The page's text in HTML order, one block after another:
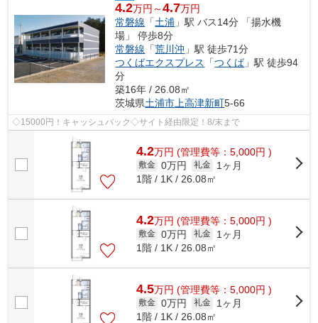
4.2万円～4.7万円
常磐線 「土浦 」駅 バス14分 「揚水機
場」 停歩8分
常磐線 「荒川沖 」駅 徒歩71分
つくばエクスプレス
「つくば」駅 徒歩94
分
築16年 / 26.08㎡
茨城県土浦市 上高津新町5-66
◇15000円！キャッシュバック◇サイト経由限定！8/末まで
4.2万円 (管理費等：5,000円 )
敷金 0万円 礼金
1ヶ月
1階 / 1K / 26.08㎡
4.2万円 (管理費等：5,000円 )
敷金 0万円 礼金
1ヶ月
1階 / 1K / 26.08㎡
4.5万円 (管理費等：5,000円 )
敷金 0万円 礼金
1ヶ月
1階 / 1K / 26.08㎡